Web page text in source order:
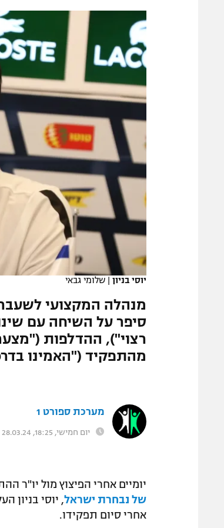
תקנון משתתפים וזוכים בפרסים
תקנון עבור פעילות אלקטרה
תקנון עבור פעילות ספורט 1 – "מרלן"
גיימינג E-Sports
תנאי שימוש
מדיניות פרטיות
תקנון פעילות ספורט 1
רשיון להקרנה פומבית לבית עסק
הצטרפות לחבילת הערוצים
המגזין
יוסי בניון | שלומי גבאי
מנהלה המקצועי
סיפר על השיחה עם
רצוי"), ההדלפות
מהתפקיד ("האמינו
מערכת ספורט 1
יום חמישי, 18:25, 28.03.24
יומיים אחרי הפיצוץ מול יו"ר
של נבחרת ישראל, יוסי בניון
אחרי סיום תפקידו.